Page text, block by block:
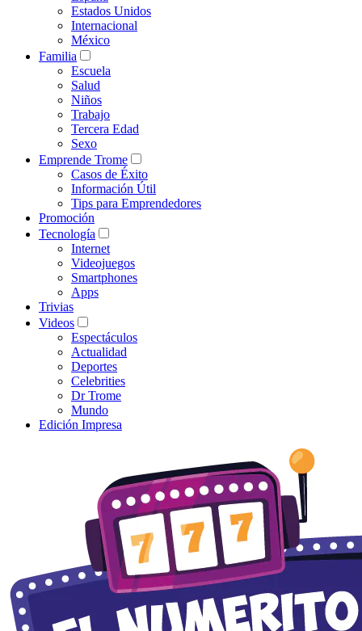
Estados Unidos
Internacional
México
Familia
Escuela
Salud
Niños
Trabajo
Tercera Edad
Sexo
Emprende Trome
Casos de Éxito
Información Útil
Tips para Emprendedores
Promoción
Tecnología
Internet
Videojuegos
Smartphones
Apps
Trivias
Videos
Espectáculos
Actualidad
Deportes
Celebrities
Dr Trome
Mundo
Edición Impresa